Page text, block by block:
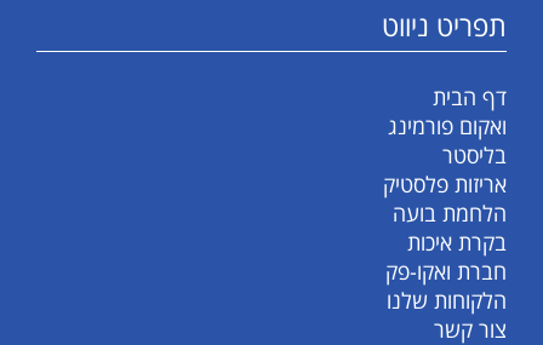
תפריט ניווט
דף הבית
ואקום פורמינג
בליסטר
אריזות פלסטיק
הלחמת בועה
בקרת איכות
חברת ואקו-פק
הלקוחות שלנו
צור קשר